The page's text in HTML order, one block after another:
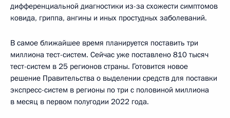
дифференциальной диагностики из-за схожести симптомов
ковида, гриппа, ангины и иных простудных заболеваний.
В самое ближайшее время планируется поставить три
миллиона тест-систем. Сейчас уже поставлено 810 тысяч
тест-систем в 25 регионов страны. Готовится новое
решение Правительства о выделении средств для поставки
экспресс-систем в регионы по три с половиной миллиона
в месяц в первом полугодии 2022 года.